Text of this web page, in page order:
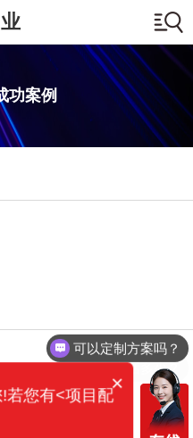
功案例
可以定制方案吗？
你们电话多少？
×
若您有<项目配